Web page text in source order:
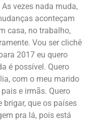
vezes nada muda,
aconteçam
casa, no trabalho,
Vou ser clichê
2017 eu quero
é possível. Quero
com o meu marido
e irmãs. Quero
que os países
pra lá, pois está